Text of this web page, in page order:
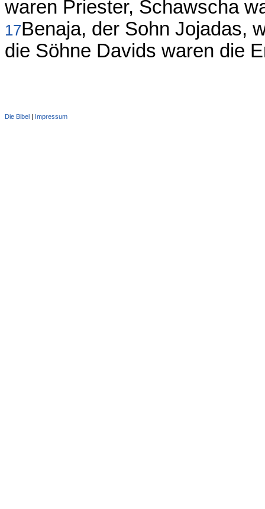
waren Priester, Schawscha
17Benaja, der Sohn Jojadas,
die Söhne Davids waren die
Die Bibel Impressum